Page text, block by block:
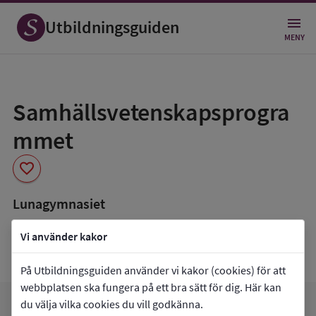
Vi använder kakor
På Utbildningsguiden använder vi kakor (cookies) för att
webbplatsen ska fungera på ett bra sätt för dig. Här kan
du välja vilka cookies du vill godkänna.
Utbildningsguiden MENY
Samhällsvetenskapsprogra
mmet
favorite
som
favorit
Lunagymnasiet
book_5 Inriktning som finns tillgänglig
Beteendevetenskap